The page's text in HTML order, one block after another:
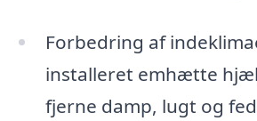
Forbedring af
installeret emhætte
fjerne damp, lugt og